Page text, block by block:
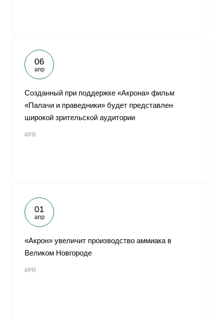
06
апр
Созданный при поддержке «Акрона» фильм
«Палачи и праведники» будет представлен
широкой зрительской аудитории
#PR
01
апр
«Акрон» увеличит производство аммиака в
Великом Новгороде
#PR